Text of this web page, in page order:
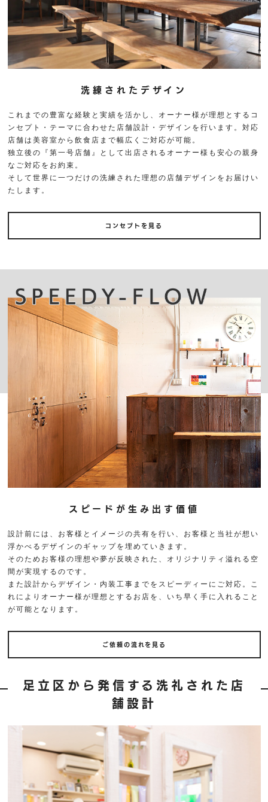
洗練されたデザイン
これまでの豊富な経験と実績を活かし、オーナー様が理想とするコ
ンセプト・テーマに合わせた店舗設計・デザインを行います。対応
店舗は美容室から飲食店まで幅広くご対応が可能。
独立後の『第一号店舗』として出店されるオーナー様も安心の親身
なご対応をお約束。
そして世界に一つだけの洗練された理想の店舗デザインをお届けい
たします。
コンセプトを見る
スピードが生み出す価値
設計前には、お客様とイメージの共有を行い、お客様と当社が想い
浮かべるデザインのギャップを埋めていきます。
そのためお客様の理想や夢が反映された、オリジナリティ溢れる空
間が実現するのです。
また設計からデザイン・内装工事までをスピーディーにご対応。こ
れによりオーナー様が理想とするお店を、いち早く手に入れること
が可能となります。
ご依頼の流れを見る
足立区から発信する洗礼された店
舗設計